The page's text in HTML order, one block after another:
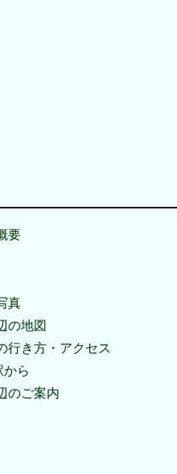
要
真
の地図
行き方・アクセス
から
のご案内